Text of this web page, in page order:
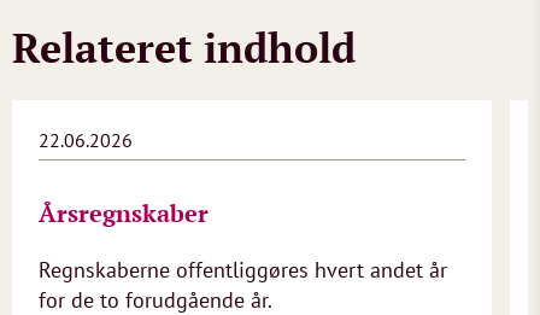
Relateret indhold
22.06.2026
Årsregnskaber
Regnskaberne offentliggøres hvert andet år
for de to forudgående år.